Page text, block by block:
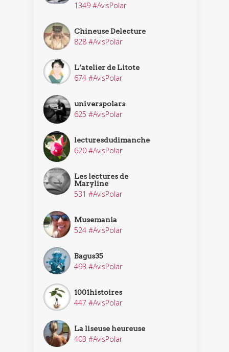
1349 #AvisPolar
Chineuse Delecture
828 #AvisPolar
L’atelier de Litote
674 #AvisPolar
universpolars
625 #AvisPolar
lecturesdudimanche
620 #AvisPolar
Les lectures de
Maryline
531 #AvisPolar
Musemania
524 #AvisPolar
Bagus35
493 #AvisPolar
1001histoires
447 #AvisPolar
La liseuse heureuse
403 #AvisPolar